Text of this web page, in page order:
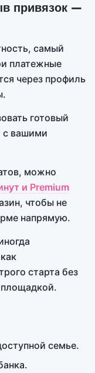
привязок —
самый
платежные
через профиль
готовый
с вашими
можно
и Premium
чтобы не
напрямую.
старта без
семье.